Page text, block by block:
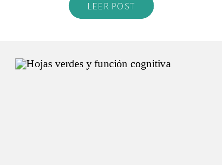
LEER POST